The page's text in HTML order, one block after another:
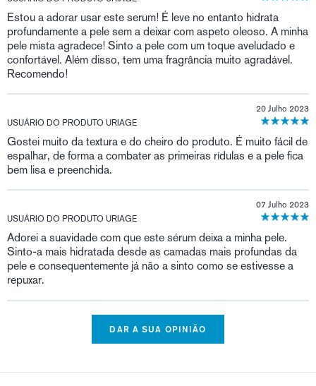
Estou a adorar usar este serum! É leve no entanto hidrata
profundamente a pele sem a deixar com aspeto oleoso. A minha
pele mista agradece! Sinto a pele com um toque aveludado e
confortável. Além disso, tem uma fragrância muito agradável.
Recomendo!
USUÁRIO DO PRODUTO URIAGE
20 Julho 2023
Gostei muito da textura e do cheiro do produto. É muito fácil de
espalhar, de forma a combater as primeiras rídulas e a pele fica
bem lisa e preenchida.
USUÁRIO DO PRODUTO URIAGE
07 Julho 2023
Adorei a suavidade com que este sérum deixa a minha pele.
Sinto-a mais hidratada desde as camadas mais profundas da
pele e consequentemente já não a sinto como se estivesse a
repuxar.
DAR A SUA OPINIÃO